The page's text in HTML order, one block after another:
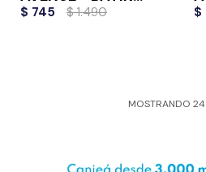
WASH
$ 745 $ 1.490 $
MOSTRANDO 24